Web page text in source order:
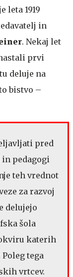
leta 1919
in
. Nekaj let
prvi
deluje na
bistvo –
pred
pedagogi
teh vrednot
za razvoj
delujejo
šola
katerih
tega
vrtcev.